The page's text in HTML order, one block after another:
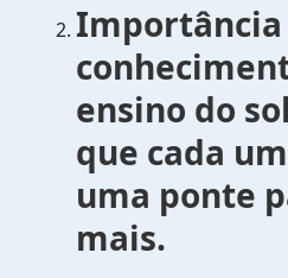
Importância
ensino do
que cada
uma ponte
mais.